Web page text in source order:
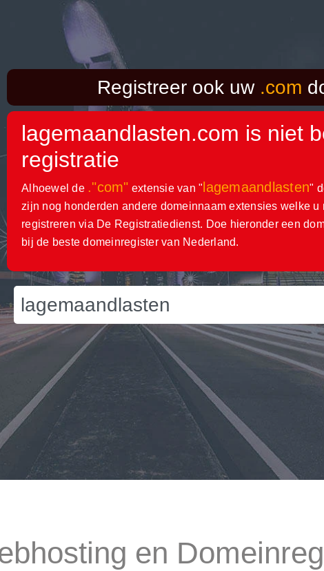
Registreer ook uw .com
lagemaandlasten.com is niet
registratie
Alhoewel de ."com" extensie van " lagemaandlasten"
zijn nog honderden andere domeinnaam extensies welke u
registreren via De Registratiedienst. Doe hieronder een
bij de beste domeinregister van Nederland.
en